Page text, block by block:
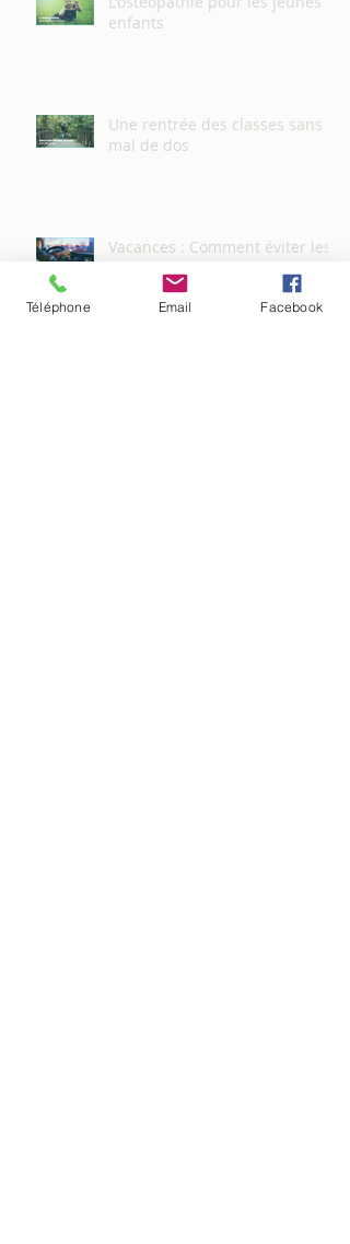
enfants
Une rentrée des classes sans
mal de dos
Vacances : Comment éviter les
Téléphone Email Facebook